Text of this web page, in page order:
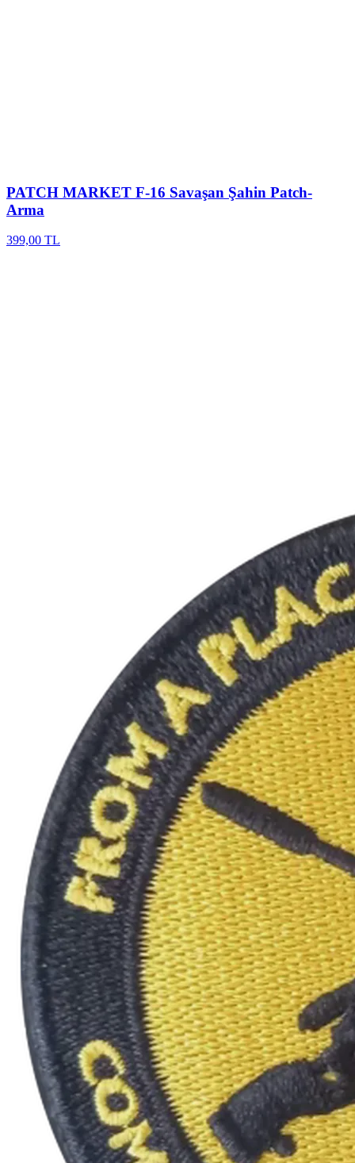
PATCH MARKET F-16 Savaşan Şahin Patch-
Arma
399,00 TL